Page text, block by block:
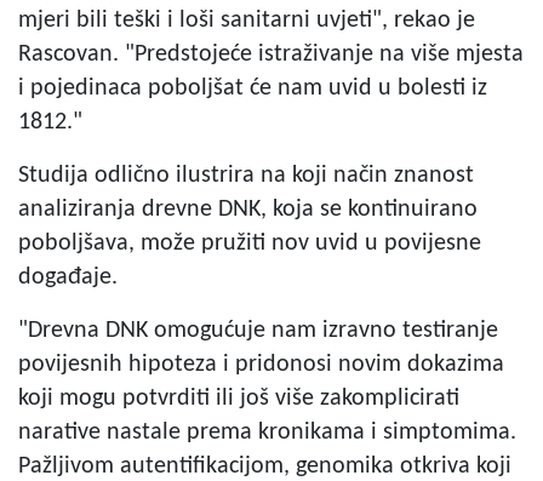
mjeri bili teški i loši sanitarni uvjeti", rekao je
Rascovan. "Predstojeće istraživanje na više mjesta
i pojedinaca poboljšat će nam uvid u bolesti iz
1812."
Studija odlično ilustrira na koji način znanost
analiziranja drevne DNK, koja se kontinuirano
poboljšava, može pružiti nov uvid u povijesne
događaje.
"Drevna DNK omogućuje nam izravno testiranje
povijesnih hipoteza i pridonosi novim dokazima
koji mogu potvrditi ili još više zakomplicirati
narative nastale prema kronikama i simptomima.
Pažljivom autentifikacijom, genomika otkriva koji